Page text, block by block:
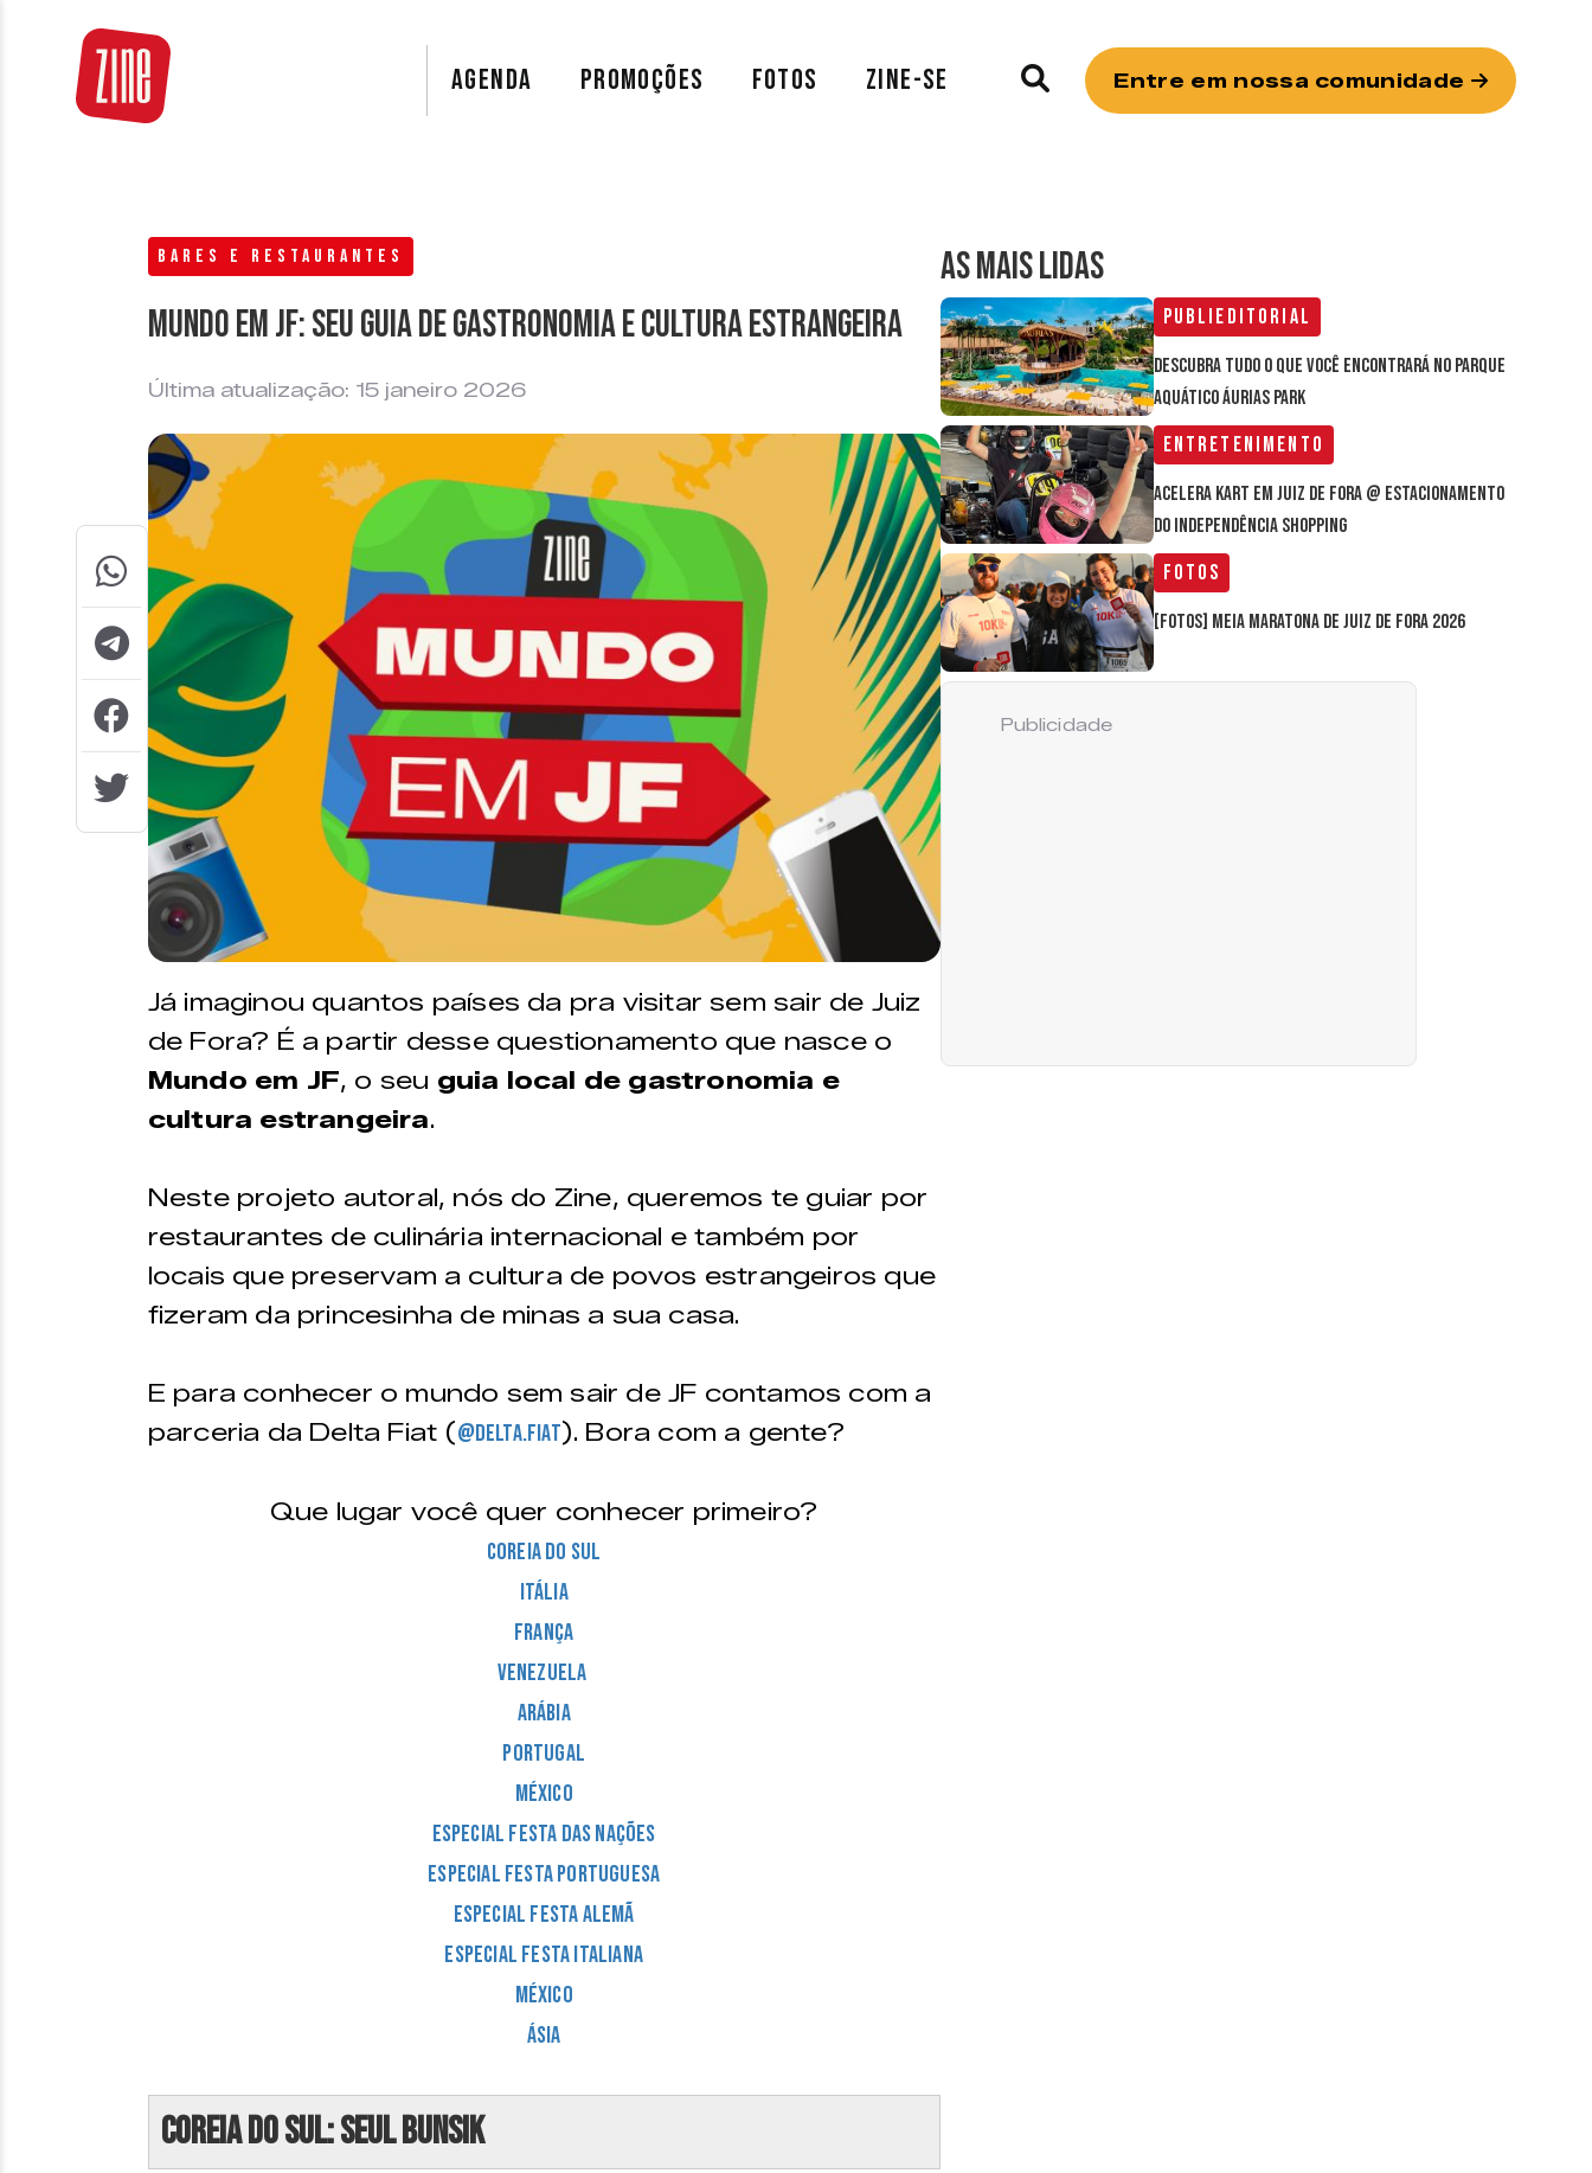
AGENDA PROMOÇÕES FOTOS ZINE-SE Entre em nossa comunidade
BARES E RESTAURANTES
Mundo em JF: seu guia de gastronomia e cultura estrangeira
Última atualização: 15 janeiro 2026
Já imaginou quantos países da pra visitar sem sair de Juiz
de Fora? É a partir desse questionamento que nasce o
Mundo em JF, o seu guia local de gastronomia e
cultura estrangeira.
Neste projeto autoral, nós do Zine, queremos te guiar por
restaurantes de culinária internacional e também por
locais que preservam a cultura de povos estrangeiros que
fizeram da princesinha de minas a sua casa.
E para conhecer o mundo sem sair de JF contamos com a
parceria da Delta Fiat (@delta.fiat). Bora com a gente?
Que lugar você quer conhecer primeiro?
Coreia do Sul
Itália
França
Venezuela
Arábia
Portugal
México
Especial Festa das Nações
Especial Festa Portuguesa
Especial Festa Alemã
Especial Festa Italiana
México
Ásia
Coreia do Sul: Seul Bunsik
AS MAIS LIDAS
Publieditorial
Descubra tudo o que você encontrará no parque
aquático Áurias Park
Entretenimento
Acelera Kart em Juiz de Fora @ estacionamento
do Independência Shopping
Fotos
[FOTOS] Meia Maratona de Juiz de Fora 2026
Publicidade